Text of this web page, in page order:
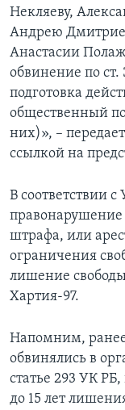
Некляеву,
Андрею
Анастасии
обвинение по
подготовка
общественный
них)», –
ссылкой на
В соответствии
правонарушение
штрафа, или
ограничения
лишение
Хартия-97.
Напомним,
обвинялись в
статье 293 УК
до 15 лет